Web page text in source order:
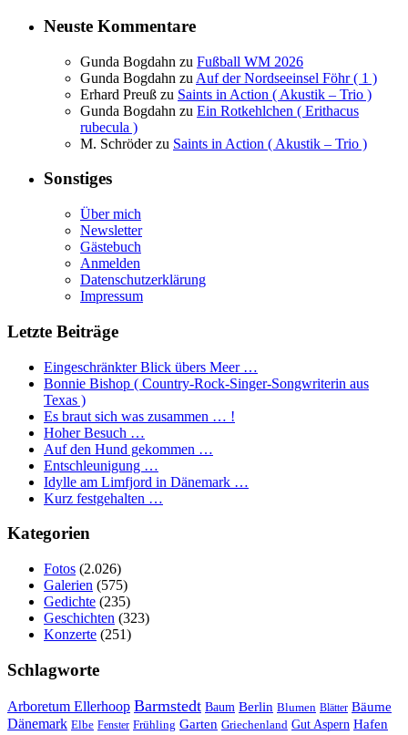
Neuste Kommentare
Gunda Bogdahn zu Fußball WM 2026
Gunda Bogdahn zu Auf der Nordseeinsel Föhr ( 1 )
Erhard Preuß zu Saints in Action ( Akustik – Trio )
Gunda Bogdahn zu Ein Rotkehlchen ( Erithacus
rubecula )
M. Schröderzu Saints in Action ( Akustik – Trio )
Sonstiges
Über mich
Newsletter
Gästebuch
Anmelden
Datenschutzerklärung
Impressum
Letzte Beiträge
Eingeschränkter Blick übers Meer …
Bonnie Bishop ( Country-Rock-Singer-Songwriterin aus
Texas )
Es braut sich was zusammen … !
Hoher Besuch …
Auf den Hund gekommen …
Entschleunigung …
Idylle am Limfjord in Dänemark …
Kurz festgehalten …
Kategorien
Fotos (2.026)
Galerien (575)
Gedichte (235)
Geschichten (323)
Konzerte (251)
Schlagworte
Arboretum Ellerhoop Barmstedt Baum Berlin Blumen Blätter Bäume
Dänemark Elbe Fenster Frühling Garten Griechenland Gut Aspern Hafen